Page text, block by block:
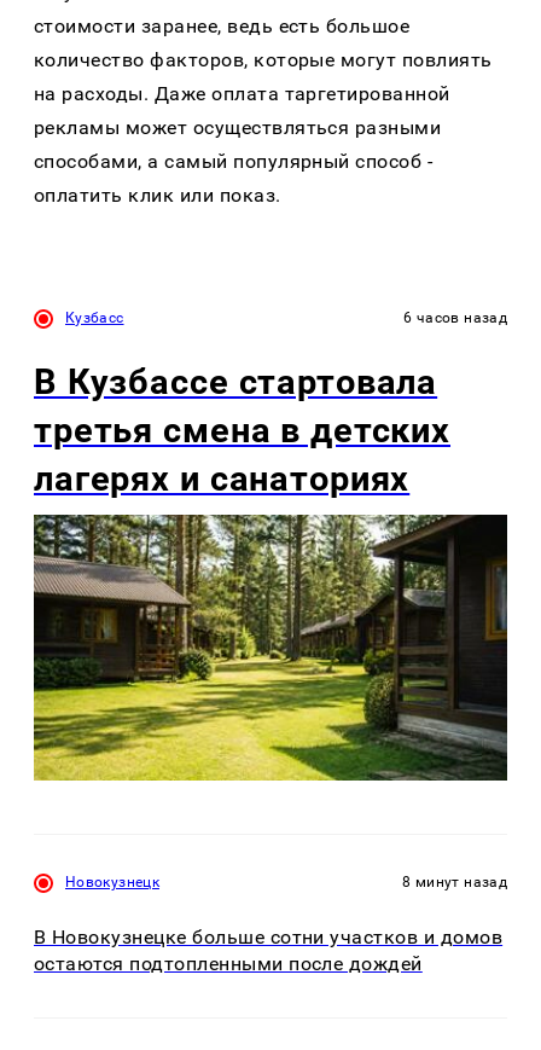
стоимости заранее, ведь есть большое
количество факторов, которые могут повлиять
на расходы. Даже оплата таргетированной
рекламы может осуществляться разными
способами, а самый популярный способ -
оплатить клик или показ.
Кузбасс 6 часов назад
В Кузбассе стартовала
третья смена в детских
лагерях и санаториях
Новокузнецк 8 минут назад
В Новокузнецке больше сотни участков и домов
остаются подтопленными после дождей